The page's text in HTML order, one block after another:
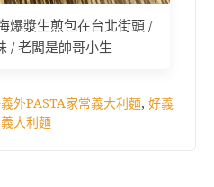
爆漿生煎包在台北街頭 /
/ 老闆是帥哥小生
外PASTA家常義大利麵, 好義
義大利麵